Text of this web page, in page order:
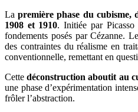
Lapremière phase du cubisme,
1908 et 1910. Initiée par Picasso
fondements posés par Cézanne.
des contraintes du réalisme en
conventionnelle, remettant en
Cettedéconstruction aboutit au
une phase d’expérimentation
frôler l’abstraction.